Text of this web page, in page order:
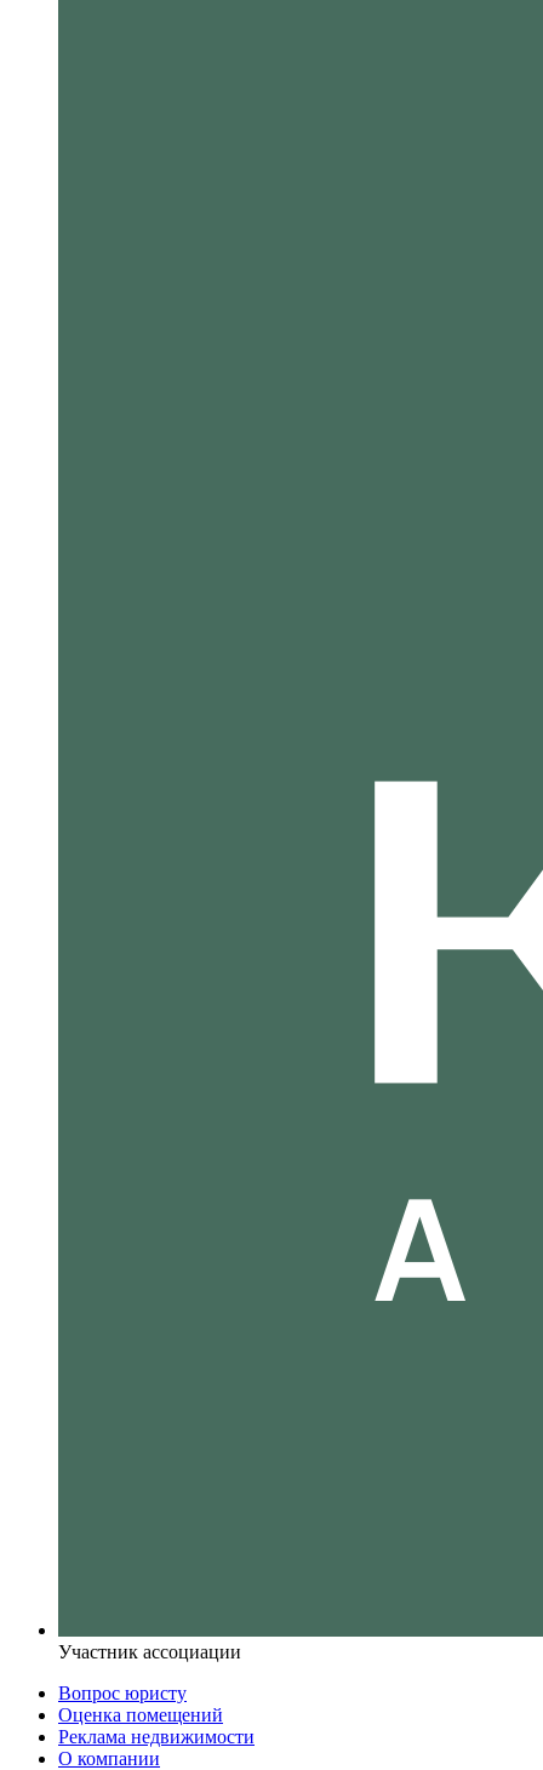
Участник ассоциации
Вопрос юристу
Оценка помещений
Реклама недвижимости
О компании